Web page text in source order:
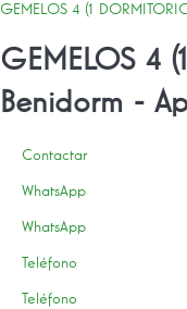
GEMELOS 4 (1
GEMELOS 4
Benidorm -
Contactar
WhatsApp
WhatsApp
Teléfono
Teléfono